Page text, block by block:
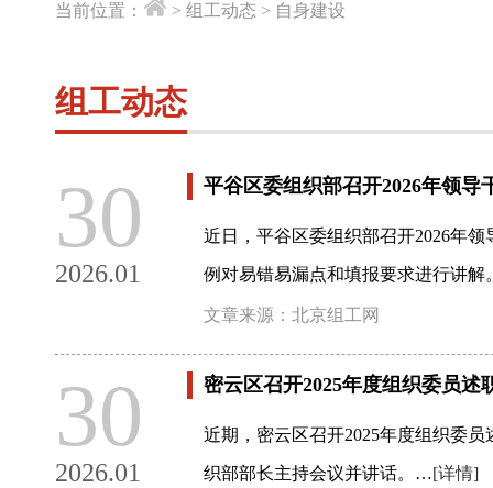
当前位置： > 组工动态 > 自身建设
组工动态
30
2026.01
平谷区委组织部召开2026年领
近日，平谷区委组织部召开2026年
例对易错易漏点和填报要求进行讲
文章来源：北京组工网
30
2026.01
密云区召开2025年度组织委员述
近期，密云区召开2025年度组织委
织部部长主持会议并讲话。…[详情]